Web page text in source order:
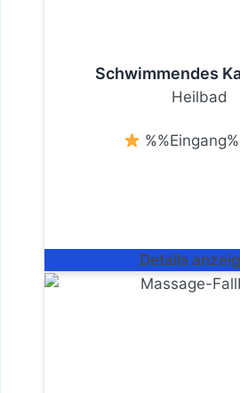
Schwimmendes
Heilbad
Details